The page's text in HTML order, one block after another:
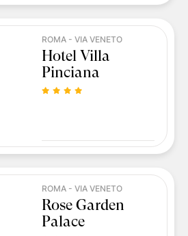
ROMA - VIA VENETO
Hotel Villa
Pinciana
ROMA - VIA VENETO
Rose Garden
Palace